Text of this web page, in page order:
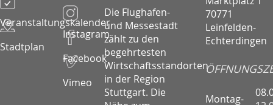
Veranstaltungskalender
Stadtplan
Instagram
Facebook
Vimeo
Die Flughafen-
und Messestadt
zählt zu den
begehrtesten
Wirtschaftsstandorten
in der Region
Stuttgart. Die
70771
Leinfelden-
Echterdingen
Montag-